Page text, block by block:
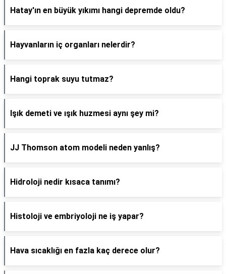
Hatay'ın en büyük yıkımı hangi depremde oldu?
Hayvanların iç organları nelerdir?
Hangi toprak suyu tutmaz?
Işık demeti ve ışık huzmesi aynı şey mi?
JJ Thomson atom modeli neden yanlış?
Hidroloji nedir kısaca tanımı?
Histoloji ve embriyoloji ne iş yapar?
Hava sıcaklığı en fazla kaç derece olur?